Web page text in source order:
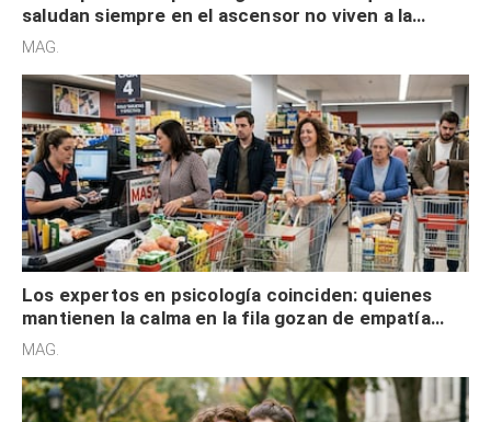
saludan siempre en el ascensor no viven a la
defensiva y tienen apertura social
MAG.
Los expertos en psicología coinciden: quienes
mantienen la calma en la fila gozan de empatía
cognitiva, gratitud y no solo tienen autocontrol
MAG.